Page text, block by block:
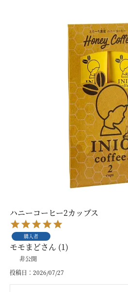
ハニーコーヒー2カップス
購入者
モモまど 1
非公開
投稿日
2026/07/27